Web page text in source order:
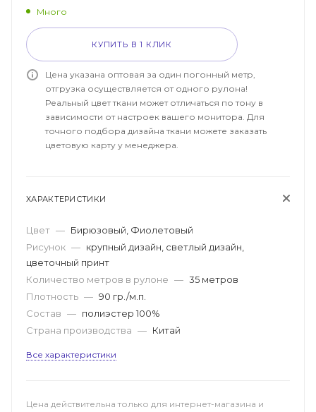
Много
КУПИТЬ В 1 КЛИК
Цена указана оптовая за один погонный метр,
отгрузка осуществляется от одного рулона!
Реальный цвет ткани может отличаться по тону в
зависимости от настроек вашего монитора. Для
точного подбора дизайна ткани можете заказать
цветовую карту у менеджера.
ХАРАКТЕРИСТИКИ
Цвет — Бирюзовый, Фиолетовый
Рисунок — крупный дизайн, светлый дизайн,
цветочный принт
Количество метров в рулоне — 35 метров
Плотность — 90 гр./м.п.
Состав — полиэстер 100%
Страна производства — Китай
Все характеристики
Цена действительна только для интернет-магазина и